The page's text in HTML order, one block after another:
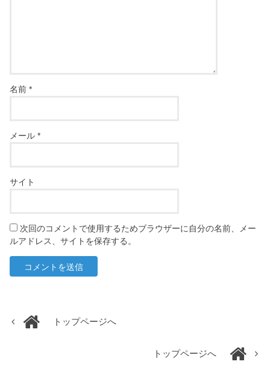
名前*
メール*
サイト
次回のコメントで使用するためブラウザーに自分の名前、メー
ルアドレス、サイトを保存する。
トップページへ
トップページへ